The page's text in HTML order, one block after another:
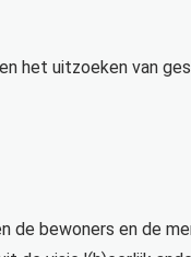
het uitzoeken van
de bewoners en de